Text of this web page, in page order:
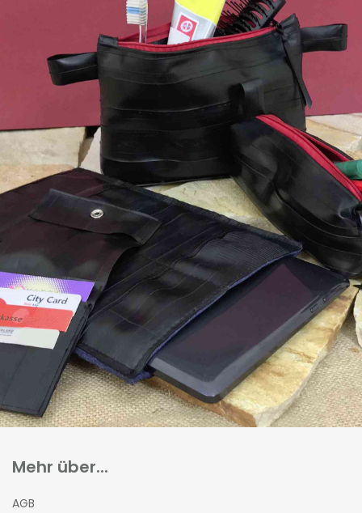
Mehr über...
AGB